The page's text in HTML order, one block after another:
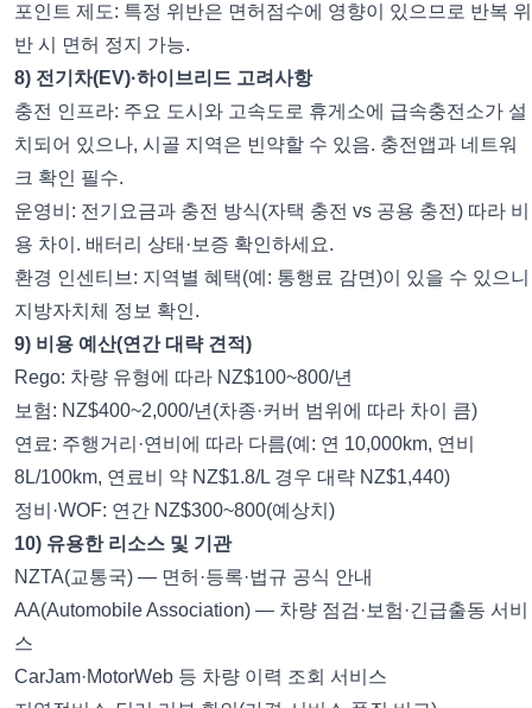
포인트 제도: 특정 위반은 면허점수에 영향이 있으므로 반복 위
반 시 면허 정지 가능.
8) 전기차(EV)·하이브리드 고려사항
충전 인프라: 주요 도시와 고속도로 휴게소에 급속충전소가 설
치되어 있으나, 시골 지역은 빈약할 수 있음. 충전앱과 네트워
크 확인 필수.
운영비: 전기요금과 충전 방식(자택 충전 vs 공용 충전) 따라 비
용 차이. 배터리 상태·보증 확인하세요.
환경 인센티브: 지역별 혜택(예: 통행료 감면)이 있을 수 있으니
지방자치체 정보 확인.
9) 비용 예산(연간 대략 견적)
Rego: 차량 유형에 따라 NZ$100~800/년
보험: NZ$400~2,000/년(차종·커버 범위에 따라 차이 큼)
연료: 주행거리·연비에 따라 다름(예: 연 10,000km, 연비
8L/100km, 연료비 약 NZ$1.8/L 경우 대략 NZ$1,440)
정비·WOF: 연간 NZ$300~800(예상치)
10) 유용한 리소스 및 기관
NZTA(교통국) — 면허·등록·법규 공식 안내
AA(Automobile Association) — 차량 점검·보험·긴급출동 서비
스
CarJam·MotorWeb 등 차량 이력 조회 서비스